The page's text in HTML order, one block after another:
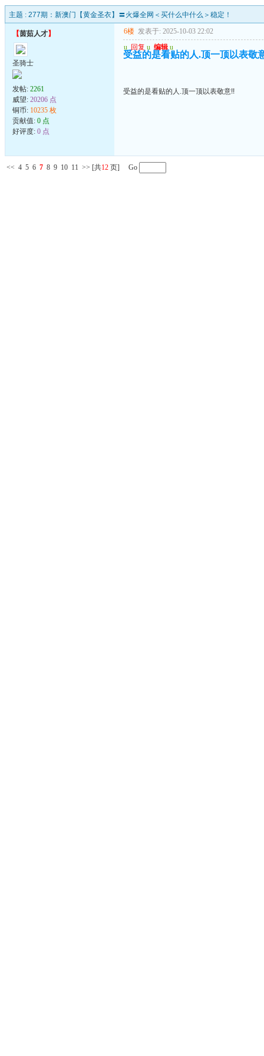
主题 : 277期：新澳门【黄金圣衣】〓火爆全网＜买什么中什么＞稳定！
【茵茹人才】
圣骑士
发帖: 2261
威望: 20206 点
铜币: 10235 枚
贡献值: 0 点
好评度: 0 点
6楼 发表于: 2025-10-03 22:02
u 回复 u 编辑 u
受益的是看贴的人.顶一顶以表敬
受益的是看贴的人.顶一顶以表敬意!!
<< 4 5 6 7 8 9 10 11 >> [共12 页] Go